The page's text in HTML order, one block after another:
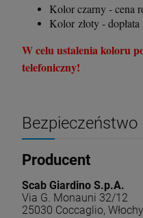
Kolor czarny - cena
Kolor złoty - dopłata
W celu ustalenia koloru
telefoniczny!
Bezpieczeństwo
Producent
Scab Giardino S.p.A.
Via G. Monauni 32/12
25030 Coccaglio, Włochy